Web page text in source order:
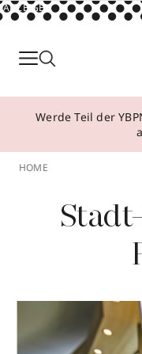
ANZEIGE
Parfum
Make-up
Über YBPN
Werde Teil der
HOME